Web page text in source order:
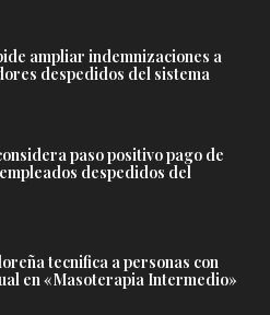
ampliar indemnizaciones a
despedidos del sistema
paso positivo pago de
despedidos del
tecnifica a personas con
en «Masoterapia Intermedio»